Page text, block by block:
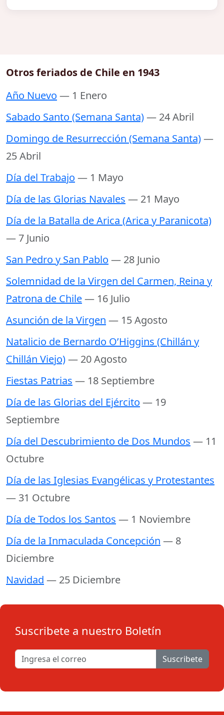
Otros feriados de Chile en 1943
Año Nuevo — 1 Enero
Sabado Santo (Semana Santa)— 24 Abril
Domingo de Resurrección (Semana Santa)—
25 Abril
Día del Trabajo — 1 Mayo
Día de las Glorias Navales — 21 Mayo
Día de la Batalla de Arica (Arica y Paranicota)
— 7 Junio
San Pedro y San Pablo — 28 Junio
Solemnidad de la Virgen del Carmen, Reina y
Patrona de Chile— 16 Julio
Asunción de la Virgen — 15 Agosto
Natalicio de Bernardo O’Higgins (Chillán y
Chillán Viejo)— 20 Agosto
Fiestas Patrias — 18 Septiembre
Día de las Glorias del Ejército — 19
Septiembre
Día del Descubrimiento de Dos Mundos — 11
Octubre
Día de las Iglesias Evangélicas y Protestantes
— 31 Octubre
Día de Todos los Santos — 1 Noviembre
Día de la Inmaculada Concepción — 8
Diciembre
Navidad — 25 Diciembre
Suscribete a nuestro Boletín
Suscribete